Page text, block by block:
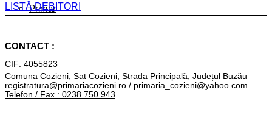
Primar
ORGANIGRAMĂ
Conducere
Componență
LISTĂ DEBITORI
CONTACT :
CIF: 4055823
Comuna Cozieni, Sat Cozieni, Strada Principală, Județul Buzău
registratura@primariacozieni.ro / primaria_cozieni@yahoo.com
Telefon / Fax : 0238 750 943